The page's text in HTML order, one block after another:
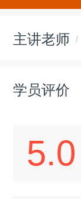
主讲老师
学员评价
5.0